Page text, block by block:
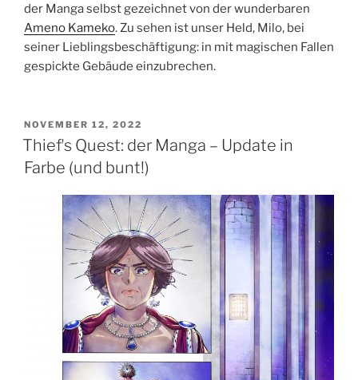
der Manga selbst gezeichnet von der wunderbaren
Ameno Kameko. Zu sehen ist unser Held, Milo, bei
seiner Lieblingsbeschäftigung: in mit magischen Fallen
gespickte Gebäude einzubrechen.
VERÖFFENTLICHT
AM
NOVEMBER 12, 2022
Thiefʼs Quest: der Manga – Update in
Farbe (und bunt!)